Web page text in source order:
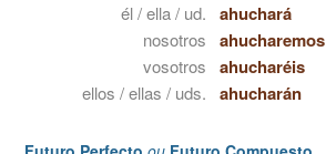
él / ella / ud. ahuchará
nosotros ahucharemos
vosotros ahucharéis
ellos / ellas / uds. ahucharán